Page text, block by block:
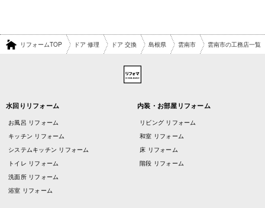
リフォームTOP ドア 修理 ドア 交換 島根県 雲南市 雲南市の工務店一覧
水回りリフォーム
お風呂 リフォーム
キッチン リフォーム
システムキッチン リフォーム
トイレ リフォーム
洗面所 リフォーム
浴室 リフォーム
内装・お部屋リフォーム
リビング リフォーム
和室 リフォーム
床 リフォーム
階段 リフォーム